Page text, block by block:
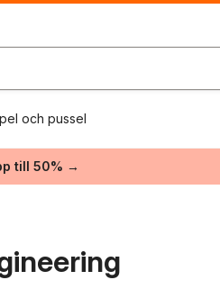
och pussel
till 50% →